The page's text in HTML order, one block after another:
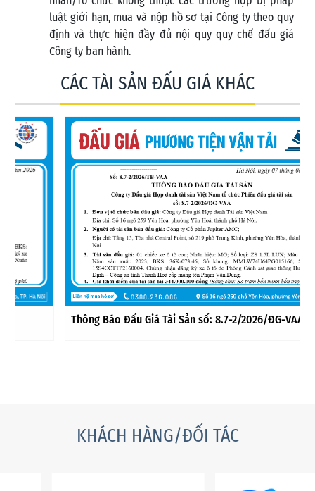
luật giới hạn, mua và nộp hồ sơ tại Công ty theo quy
định và thực hiện đầy đủ nội quy quy chế đấu giá
Công ty ban hành.
CÁC TÀI SẢN ĐẤU GIÁ KHÁC
Thông Báo Đấu Giá Tài Sản số: 8.7-2/2026/ĐG-VAA
KHÁCH HÀNG/ĐỐI TÁC